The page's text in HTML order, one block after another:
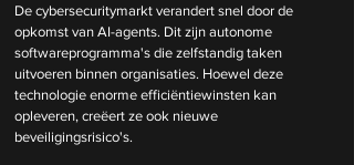
De cybersecuritymarkt verandert snel door de
opkomst van AI-agents. Dit zijn autonome
softwareprogramma's die zelfstandig taken
uitvoeren binnen organisaties. Hoewel deze
technologie enorme efficiëntiewinsten kan
opleveren, creëert ze ook nieuwe
beveiligingsrisico's.